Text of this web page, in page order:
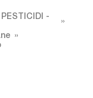
-